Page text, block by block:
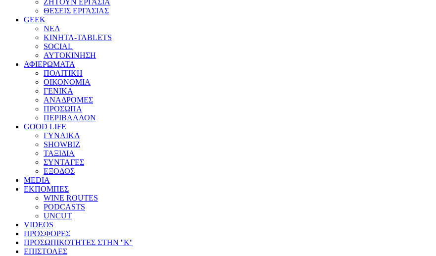
ΖΗΤΟΥΝ ΕΡΓΑΣΙΑ
ΘΕΣΕΙΣ ΕΡΓΑΣΙΑΣ
GEEK
ΝΕΑ
ΚΙΝΗΤΑ-TABLETS
SOCIAL
ΑΥΤΟΚΙΝΗΣΗ
ΑΦΙΕΡΩΜΑΤΑ
ΠΟΛΙΤΙΚΗ
ΟΙΚΟΝΟΜΙΑ
ΓΕΝΙΚΑ
ΑΝΑΔΡΟΜΕΣ
ΠΡΟΣΩΠΑ
ΠΕΡΙΒΑΛΛΟΝ
GOOD LIFE
ΓΥΝΑΙΚΑ
SHOWBIZ
ΤΑΞΙΔΙΑ
ΣΥΝΤΑΓΕΣ
ΕΞΟΔΟΣ
MEDIA
ΕΚΠΟΜΠΕΣ
WINE ROUTES
PODCASTS
UNCUT
VIDEOS
ΠΡΟΣΦΟΡΕΣ
ΠΡΟΣΩΠΙΚΟΤΗΤΕΣ ΣΤΗΝ ''Κ''
ΕΠΙΣΤΟΛΕΣ